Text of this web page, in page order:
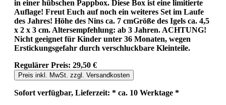
in einer hübschen Pappbox. Diese Box ist eine limitierte
Auflage! Freut Euch auf noch ein weiteres Set im Laufe
des Jahres! Höhe des Nins ca. 7 cmGröße des Igels ca. 4,5
x 2 x 3 cm. Altersempfehlung: ab 3 Jahren. ACHTUNG!
Nicht geeignet für Kinder unter 36 Monaten, wegen
Erstickungsgefahr durch verschluckbare Kleinteile.
Regulärer Preis: 29,50 €
Preis inkl. MwSt. zzgl. Versandkosten
Sofort verfügbar, Lieferzeit: * ca. 10 Werktage *